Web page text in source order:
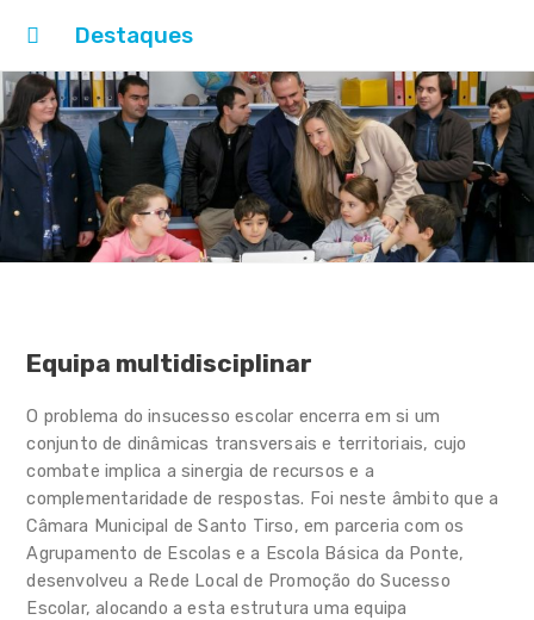
Início
Cidade Educadora
Rede Escolar
Projetos
Formação
Equipamentos
Eventos
Notícias
Contactos
Destaques
Equipa multidisciplinar
O problema do insucesso escolar encerra em si um
conjunto de dinâmicas transversais e territoriais, cujo
combate implica a sinergia de recursos e a
complementaridade de respostas. Foi neste âmbito que a
Câmara Municipal de Santo Tirso, em parceria com os
Agrupamento de Escolas e a Escola Básica da Ponte,
desenvolveu a Rede Local de Promoção do Sucesso
Escolar, alocando a esta estrutura uma equipa